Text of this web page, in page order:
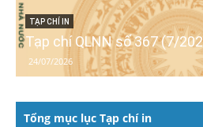
TẠP CHÍ IN
Tạp chí QLNN số 367 (7/
24/07/2026
Tổng mục lục Tạp chí in